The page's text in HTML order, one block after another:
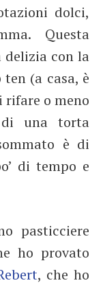
dolci,
Questa
delizia con la
(a casa, è
o meno
una torta
è di
di tempo e
pasticciere
ho provato
, che ho